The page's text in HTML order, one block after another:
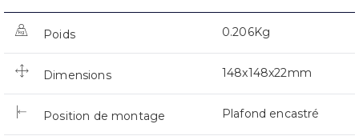
Poids 0.206Kg
Dimensions 148x148x22mm
Position de montage Plafond encastré